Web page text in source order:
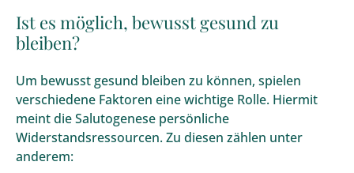
Ist es möglich, bewusst gesund zu
bleiben?
Um bewusst gesund bleiben zu können, spielen
verschiedene Faktoren eine wichtige Rolle. Hiermit
meint die Salutogenese persönliche
Widerstandsressourcen. Zu diesen zählen unter
anderem: